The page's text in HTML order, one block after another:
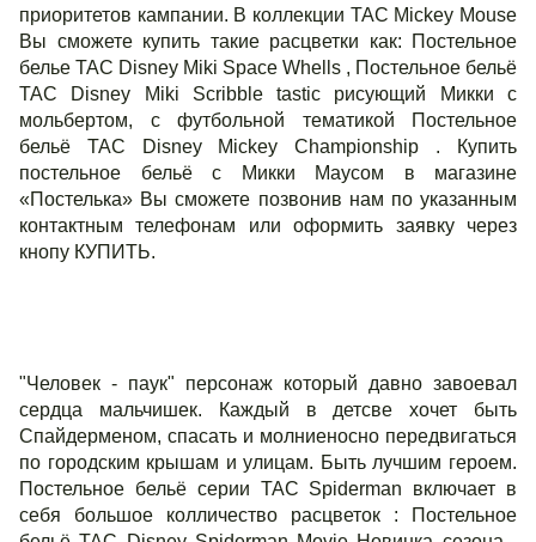
приоритетов кампании. В коллекции ТАС Mickey Mouse
Вы сможете купить такие расцветки как: Постельное
белье TAC Disney Miki Space Whells , Постельное бельё
TAC Disney Miki Scribble tastic рисующий Микки с
мольбертом, с футбольной тематикой Постельное
бельё TAC Disney Mickey Championship . Купить
постельное бельё с Микки Маусом в магазине
«Постелька» Вы сможете позвонив нам по указанным
контактным телефонам или оформить заявку через
кнопу КУПИТЬ.
"Человек - паук" персонаж который давно завоевал
сердца мальчишек. Каждый в детсве хочет быть
Спайдерменом, спасать и молниеносно передвигаться
по городским крышам и улицам. Быть лучшим героем.
Постельное бельё серии ТАС Spiderman включает в
себя большое колличество расцветок : Постельное